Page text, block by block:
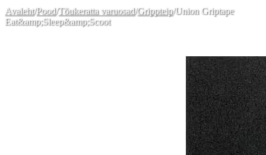
Avaleht/Pood/Tõukeratta varuosad/Grippteip/Union Griptape
Eat&amp;Sleep&amp;Scoot